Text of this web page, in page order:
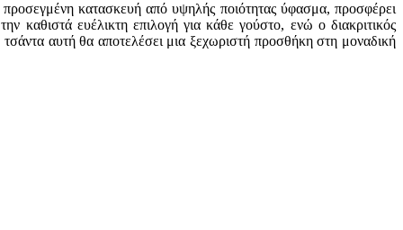
κατασκευή από υψηλής ποιότητας ύφασμα, προσφέρει
καθιστά ευέλικτη επιλογή για κάθε γούστο, ενώ ο διακριτικός
αυτή θα αποτελέσει μια ξεχωριστή προσθήκη στη μοναδική